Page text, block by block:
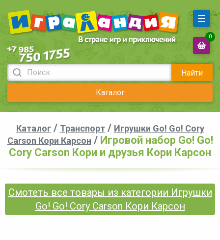
Найти
Каталог
0
Каталог/ Транспорт/ Игрушки Go! Go! Cory
Carson Кори Карсон / Игровой набор Go! Go!
Cory Carson Кори и друзья Кори Карсон
Смотеть все товары из категории Игрушки
Go! Go! Cory Carson Кори Карсон